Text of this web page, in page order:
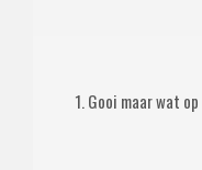
Gooi maar wat op